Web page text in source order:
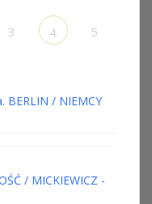
3 4 5
BERLIN / NIEMCY
/ MICKIEWICZ -